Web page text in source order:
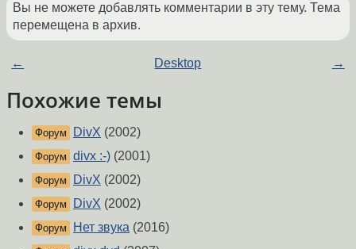
Вы не можете добавлять комментарии в эту тему. Тема
перемещена в архив.
← Desktop →
Похожие темы
Форум DivX (2002)
Форум divx :-) (2001)
Форум DivX (2002)
Форум DivX (2002)
Форум Нет звука (2016)